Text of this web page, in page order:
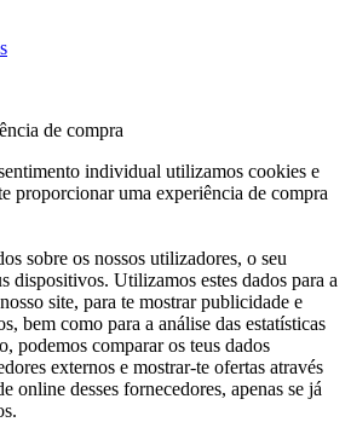
de compra
individual utilizamos cookies e
proporcionar uma experiência de compra
sobre os nossos utilizadores, o seu
dispositivos. Utilizamos estes dados para a
site, para te mostrar publicidade e
bem como para a análise das estatísticas
podemos comparar os teus dados
externos e mostrar-te ofertas através
online desses fornecedores, apenas se já